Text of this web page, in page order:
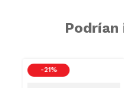
-21 %